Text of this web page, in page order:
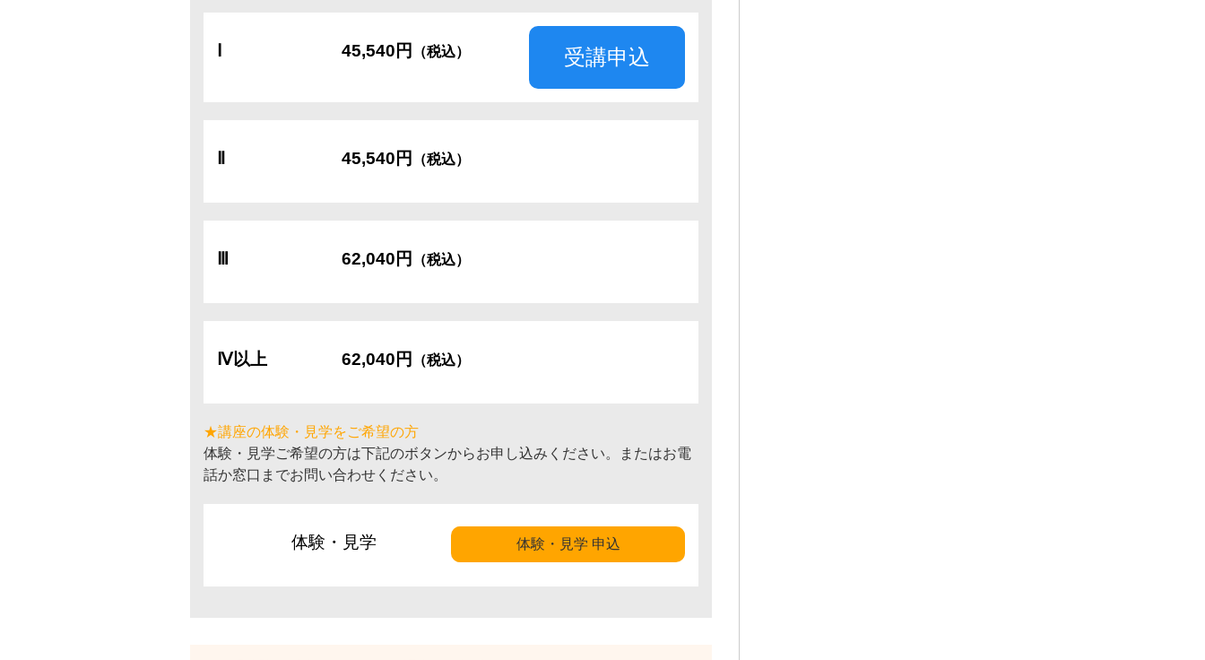
45,540円 （税込） 受講申込
45,540円 （税込）
62,040円 （税込）
Ⅳ以上 62,040円 （税込）
★講座の体験・見学をご希望の方
体験・見学ご希望の方は下記のボタンからお申し込みください。またはお電
話か窓口までお問い合わせください。
体験・見学 体験・見学 申込